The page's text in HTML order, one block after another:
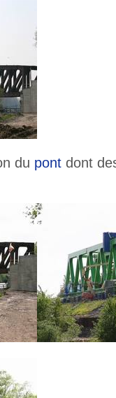
du pont dont